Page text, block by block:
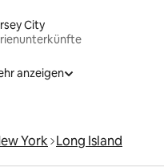
City
anzeigen
York Long Island